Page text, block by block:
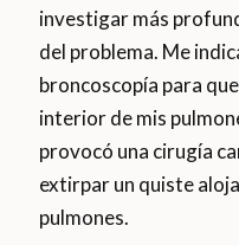
investigar más
del problema. Me
broncoscopía para
interior de mis
provocó una cirugía
extirpar un quiste
pulmones.